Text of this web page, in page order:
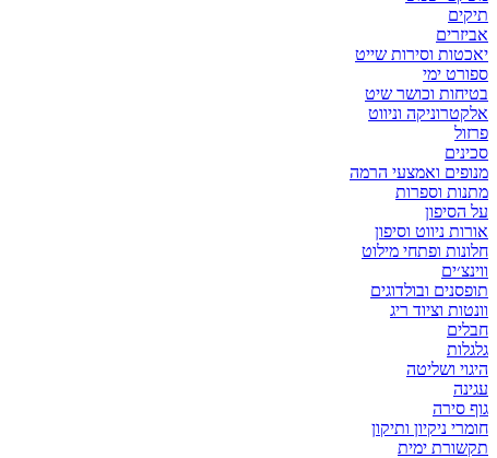
תיקים
אביזרים
יאכטות וסירות שייט
ספורט ימי
בטיחות וכושר שיט
אלקטרוניקה וניווט
פרזול
סכינים
מנופים ואמצעי הרמה
מתנות וספרות
על הסיפון
אורות ניווט וסיפון
חלונות ופתחי מילוט
ווינצ׳ים
תופסנים ובולדוגים
וונטות וציוד ריג
חבלים
גלגלות
היגוי ושליטה
עגינה
גוף סירה
חומרי ניקיון ותיקון
תקשורת ימית